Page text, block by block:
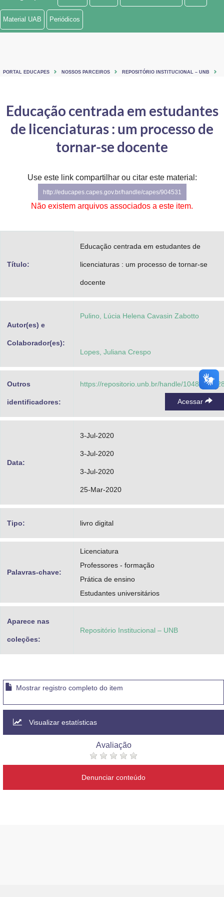
Ministério de Minas e Energia
Controladoria-Geral da União
Ministério da Mulher, da Família e dos Direitos Humanos
Secretaria de Governo
Gabinete de Segurança Institucional
Material UAB Periódicos
PORTAL EDUCAPES NOSSOS PARCEIROS REPOSITÓRIO INSTITUCIONAL – UNB
Educação centrada em estudantes
de licenciaturas : um processo de
tornar-se docente
Use este link compartilhar ou citar este material:
http://educapes.capes.gov.br/handle/capes/904531
Não existem arquivos associados a este item.
Título:
Educação centrada em estudantes de
licenciaturas : um processo de tornar-se
docente
Autor(es) e
Colaborador(es):
Pulino, Lúcia Helena Cavasin Zabotto
Lopes, Juliana Crespo
Outros
identificadores:
https://repositorio.unb.br/handle/10482/
Acessar
Data:
3-Jul-2020
3-Jul-2020
3-Jul-2020
25-Mar-2020
Tipo: livro digital
Palavras-chave:
Licenciatura
Professores - formação
Prática de ensino
Estudantes universitários
Aparece nas
coleções:
Repositório Institucional – UNB
Mostrar registro completo do item
Visualizar estatísticas
Avaliação
Denunciar conteúdo